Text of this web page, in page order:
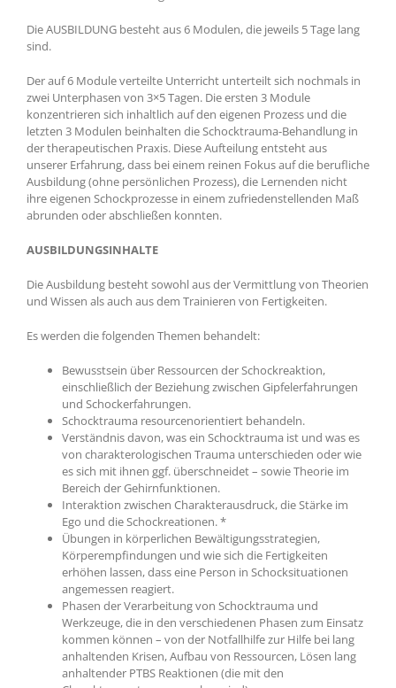
Die AUSBILDUNG besteht aus 6 Modulen, die jeweils 5 Tage lang
sind.
Der auf 6 Module verteilte Unterricht unterteilt sich nochmals in
zwei Unterphasen von 3×5 Tagen. Die ersten 3 Module
konzentrieren sich inhaltlich auf den eigenen Prozess und die
letzten 3 Modulen beinhalten die Schocktrauma-Behandlung in
der therapeutischen Praxis. Diese Aufteilung entsteht aus
unserer Erfahrung, dass bei einem reinen Fokus auf die berufliche
Ausbildung (ohne persönlichen Prozess), die Lernenden nicht
ihre eigenen Schockprozesse in einem zufriedenstellenden Maß
abrunden oder abschließen konnten.
AUSBILDUNGSINHALTE
Die Ausbildung besteht sowohl aus der Vermittlung von Theorien
und Wissen als auch aus dem Trainieren von Fertigkeiten.
Es werden die folgenden Themen behandelt:
Bewusstsein über Ressourcen der Schockreaktion,
einschließlich der Beziehung zwischen Gipfelerfahrungen
und Schockerfahrungen.
Schocktrauma resourcenorientiert behandeln.
Verständnis davon, was ein Schocktrauma ist und was es
von charakterologischen Trauma unterschieden oder wie
es sich mit ihnen ggf. überschneidet – sowie Theorie im
Bereich der Gehirnfunktionen.
Interaktion zwischen Charakterausdruck, die Stärke im
Ego und die Schockreationen. *
Übungen in körperlichen Bewältigungsstrategien,
Körperempfindungen und wie sich die Fertigkeiten
erhöhen lassen, dass eine Person in Schocksituationen
angemessen reagiert.
Phasen der Verarbeitung von Schocktrauma und
Werkzeuge, die in den verschiedenen Phasen zum Einsatz
kommen können – von der Notfallhilfe zur Hilfe bei lang
anhaltenden Krisen, Aufbau von Ressourcen, Lösen lang
anhaltender PTBS Reaktionen (die mit den